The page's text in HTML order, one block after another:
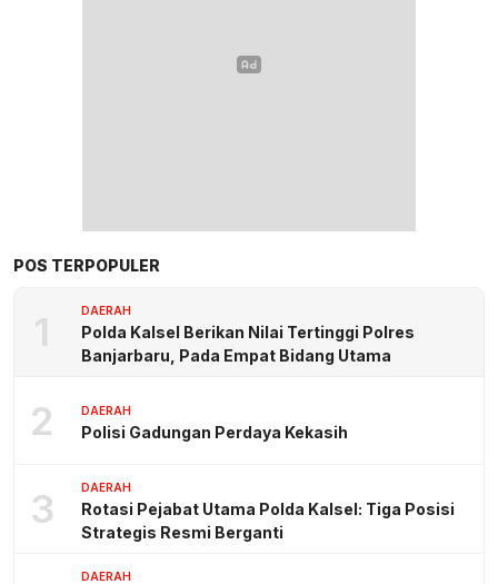
POS TERPOPULER
1 DAERAH
Polda Kalsel Berikan Nilai Tertinggi Polres
Banjarbaru, Pada Empat Bidang Utama
2 DAERAH
Polisi Gadungan Perdaya Kekasih
3 DAERAH
Rotasi Pejabat Utama Polda Kalsel: Tiga Posisi
Strategis Resmi Berganti
DAERAH